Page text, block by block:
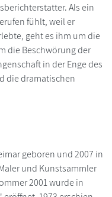
Als ein
fühlt, weil er
geht es ihm um die
die Beschwörung der
in der Enge des
die dramatischen
geboren und 2007 in
und Kunstsammler
2001 wurde in